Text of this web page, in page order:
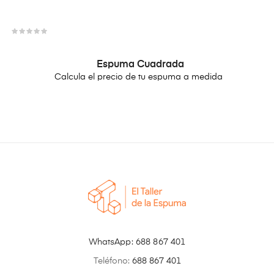
Espuma Cuadrada
Calcula el precio de tu espuma a medida
WhatsApp: 688 867 401
Teléfono: 688 867 401